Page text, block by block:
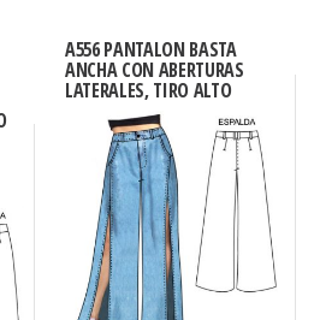
hasta
múltiples
variantes.
opciones
se
pueden
elegir
en
A556 PANTALON BASTA
ANCHA CON ABERTURAS
LATERALES, TIRO ALTO